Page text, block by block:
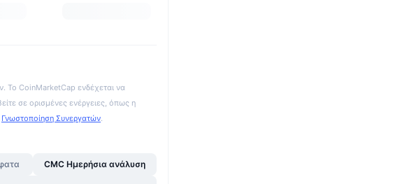
Το CoinMarketCap ενδέχεται να
σε ορισμένες ενέργειες, όπως η
Γνωστοποίηση Συνεργατών.
CMC Ημερήσια ανάλυση